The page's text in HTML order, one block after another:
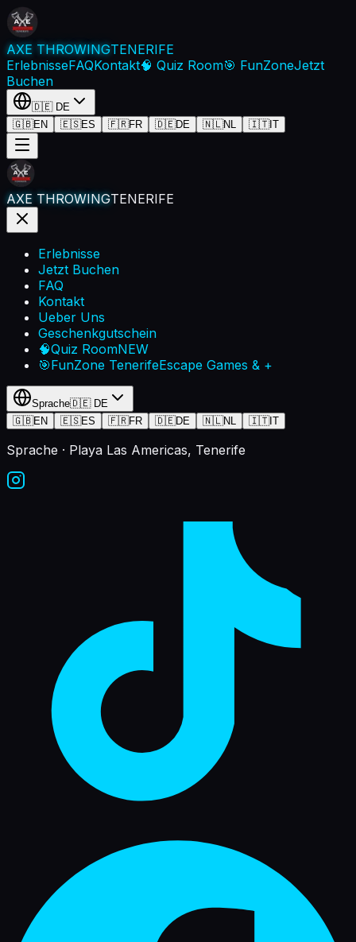
AXE THROWINGTENERIFE
ErlebnisseFAQKontakt🧠 Quiz Room🎯 FunZoneJetzt
Buchen
🇩🇪 DE
🇬🇧EN 🇪🇸ES 🇫🇷FR 🇩🇪DE 🇳🇱NL 🇮🇹IT
AXE THROWINGTENERIFE
Erlebnisse
Jetzt Buchen
FAQ
Kontakt
Ueber Uns
Geschenkgutschein
🧠Quiz RoomNEW
🎯FunZone TenerifeEscape Games & +
Sprache🇩🇪 DE
🇬🇧EN 🇪🇸ES 🇫🇷FR 🇩🇪DE 🇳🇱NL 🇮🇹IT
Sprache · Playa Las Americas, Tenerife